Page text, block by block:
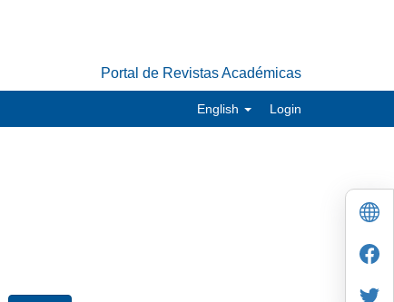
Portal de Revistas Académicas
English Login